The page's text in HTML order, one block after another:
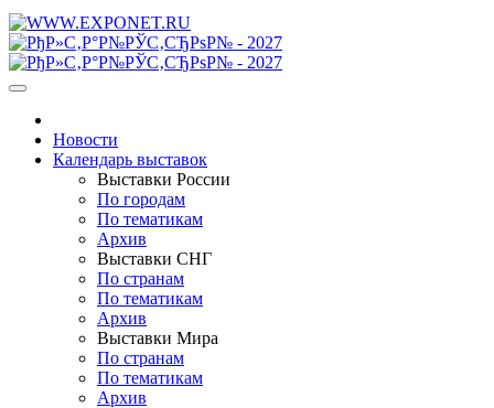
Новости
Календарь выставок
Выставки России
По городам
По тематикам
Архив
Выставки СНГ
По странам
По тематикам
Архив
Выставки Мира
По странам
По тематикам
Архив